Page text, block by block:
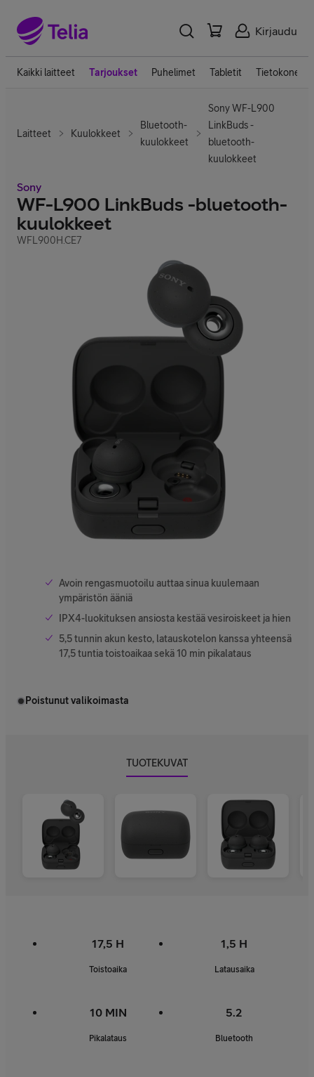
Kirjaudu
Kaikki laitteet Tarjoukset Puhelimet Tabletit Tietokoneet
Laitteet Kuulokkeet
Bluetooth-
kuulokkeet
Sony WF-L900
LinkBuds -
bluetooth-
kuulokkeet
Sony
WF-L900 LinkBuds -bluetooth-
kuulokkeet
WFL900H.CE7
Avoin rengasmuotoilu auttaa sinua kuulemaan
ympäristön ääniä
IPX4-luokituksen ansiosta kestää vesiroiskeet ja hien
5,5 tunnin akun kesto, latauskotelon kanssa yhteensä
17,5 tuntia toistoaikaa sekä 10 min pikalataus
Poistunut valikoimasta
TUOTEKUVAT
17,5 H
Toistoaika
1,5 H
Latausaika
10 MIN
Pikalataus
5.2
Bluetooth